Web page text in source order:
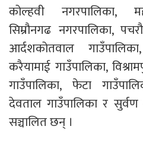
कोल्हवी नगरपालिका,
सिम्रौनगढ नगरपालिका,
आर्दशकोतवाल
करैयामाई गाउँपालिका,
गाउँपालिका, फेटा
देवताल गाउँपालिका र सुर्वण
सञ्चालित छन् ।